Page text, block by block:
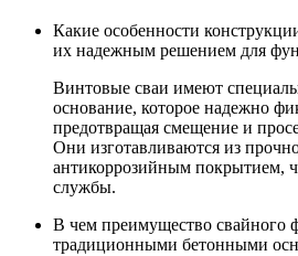
Какие особенности
их надежным решением для
Винтовые сваи имеют
основание, которое надежно
предотвращая смещение и
Они изготавливаются из
антикоррозийным покрытием,
службы.
В чем преимущество свайного
традиционными бетонными